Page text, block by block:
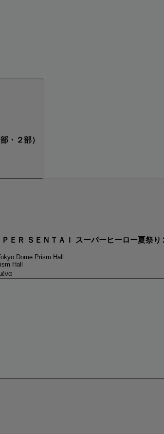
・２部）
ＥＲ ＳＥＮＴＡＩ スーパーヒーロー夏祭り
Dome Prism Hall
Hall